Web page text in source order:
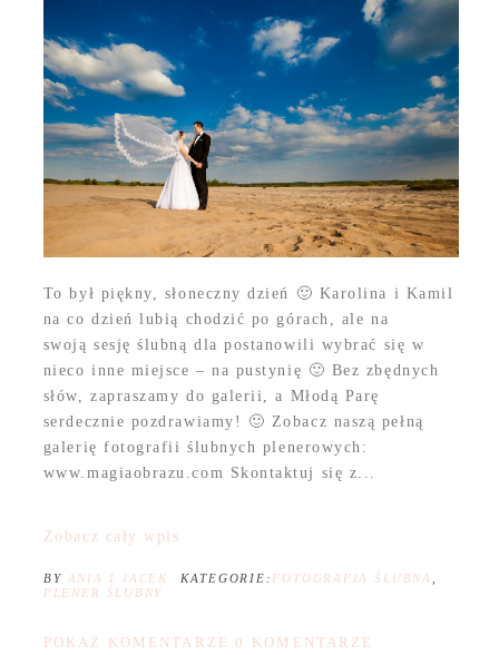
To był piękny, słoneczny dzień 🙂 Karolina i Kamil
na co dzień lubią chodzić po górach, ale na
swoją sesję ślubną dla postanowili wybrać się w
nieco inne miejsce – na pustynię 🙂 Bez zbędnych
słów, zapraszamy do galerii, a Młodą Parę
serdecznie pozdrawiamy! 🙂 Zobacz naszą pełną
galerię fotografii ślubnych plenerowych:
www.magiaobrazu.com Skontaktuj się z...
Zobacz cały wpis
BY ANIA I JACEK KATEGORIE: FOTOGRAFIA ŚLUBNA
PLENER ŚLUBNY
POKAŻ KOMENTARZE 0 KOMENTARZE